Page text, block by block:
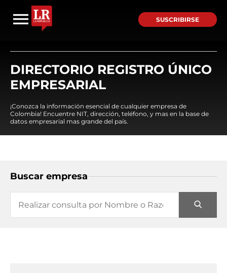
SUSCRIBIRSE
DIRECTORIO REGISTRO ÚNICO
EMPRESARIAL
¡Conozca la información esencial de cualquier empresa de
Colombia! Encuentre NIT, dirección, teléfono, y mas en la base de
datos empresarial mas grande del país.
Buscar empresa